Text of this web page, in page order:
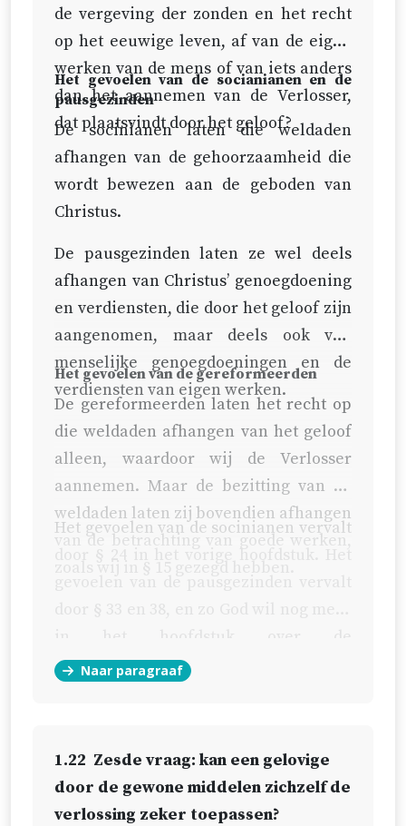
de vergeving der zonden en het recht
op het eeuwige leven, af van de eigen
werken van de mens of van iets anders
dan het aannemen van de Verlosser,
dat plaatsvindt door het geloof?
Het gevoelen van de socianianen en de
pausgezinden
De socinianen laten die weldaden
afhangen van de gehoorzaamheid die
wordt bewezen aan de geboden van
Christus.
De pausgezinden laten ze wel deels
afhangen van Christus’ genoegdoening
en verdiensten, die door het geloof zijn
aangenomen, maar deels ook van
menselijke genoegdoeningen en de
verdiensten van eigen werken.
Het gevoelen van de gereformeerden
De gereformeerden laten het recht op
die weldaden afhangen van het geloof
alleen, waardoor wij de Verlosser
aannemen. Maar de bezitting van de
weldaden laten zij bovendien afhangen
van de betrachting van goede werken,
Het gevoelen van de socinianen vervalt
rechtvaardiging.
Naar paragraaf
1.22 Zesde vraag: kan een gelovige
door de gewone middelen zichzelf de
verlossing zeker toepassen?